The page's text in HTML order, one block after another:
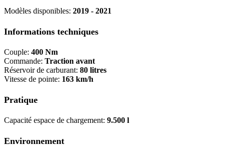
Modèles disponibles: 2019 - 2021
Informations techniques
Couple: 400 Nm
Commande: Traction avant
Réservoir de carburant: 80 litres
Vitesse de pointe: 163 km/h
Pratique
Capacité espace de chargement: 9.500 l
Environnement